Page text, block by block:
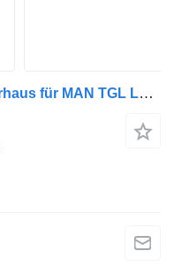
MAN Datum 8.220 Euro5 Fahrerhaus für MAN TGL LKW